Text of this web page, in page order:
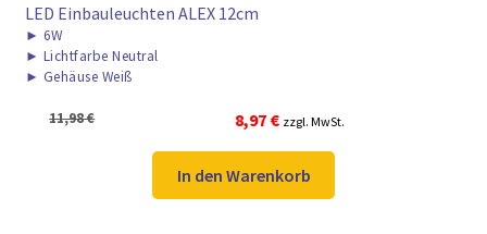
LED Einbauleuchten ALEX 12cm
► 6W
► Lichtfarbe Neutral
► Gehäuse Weiß
11,98€
Ursprünglicher
war:
11,98 €
8,97 €Aktueller
ist:
8,97 €.
zzgl. MwSt.
In den Warenkorb